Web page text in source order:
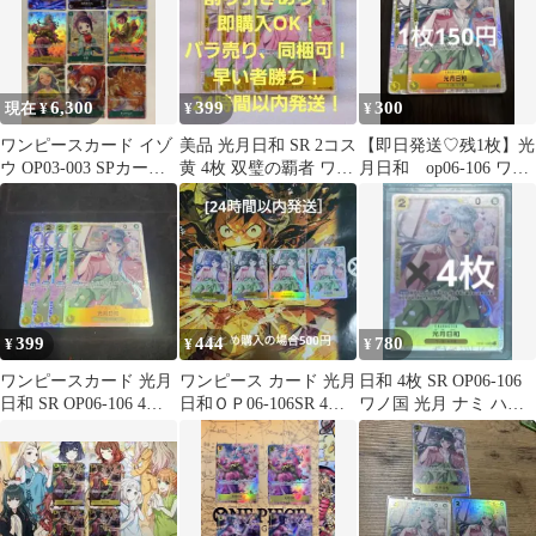
ITA7SEFMRL3O
現在 ¥6,300
ワンピースカード イゾ
ウ OP03-003 SPカード
9枚セット
¥399
美品 光月日和 SR 2コス
黄 4枚 双璧の覇者 ワン
ピースカード
¥300
【即日発送♡残1枚】光
月日和 op06-106 ワン
ピースカード sr
¥399
ワンピースカード 光月
日和 SR OP06-106 4枚
¥444
ワンピース カード 光月
日和ＯＰ06-106SR 4枚
セット
¥ 780
日和 4枚 SR OP06-106
ワノ国 光月 ナミ ハン
コック ヤマト